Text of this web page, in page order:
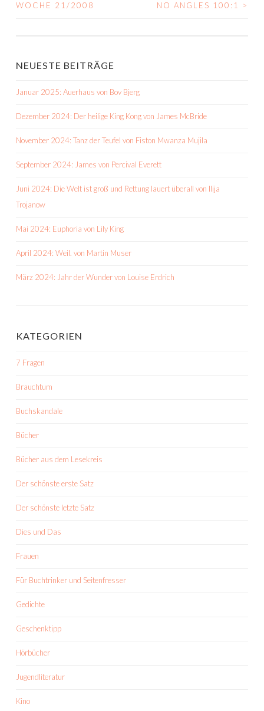
NAVIGATION
WOCHE 21/2008
NO ANGLES 100:1
>
NEUESTE BEITRÄGE
Januar 2025: Auerhaus von Bov Bjerg
Dezember 2024: Der heilige King Kong von James McBride
November 2024: Tanz der Teufel von Fiston Mwanza Mujila
September 2024: James von Percival Everett
Juni 2024: Die Welt ist groß und Rettung lauert überall von Ilija
Trojanow
Mai 2024: Euphoria von Lily King
April 2024: Weil. von Martin Muser
März 2024: Jahr der Wunder von Louise Erdrich
KATEGORIEN
7 Fragen
Brauchtum
Buchskandale
Bücher
Bücher aus dem Lesekreis
Der schönste erste Satz
Der schönste letzte Satz
Dies und Das
Frauen
Für Buchtrinker und Seitenfresser
Gedichte
Geschenktipp
Hörbücher
Jugendliteratur
Kino